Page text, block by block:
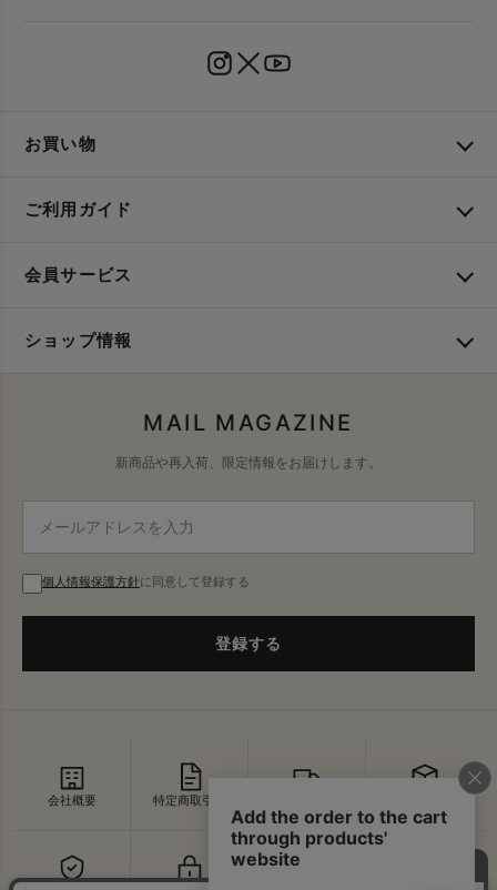
お買い物
ご利用ガイド
会員サービス
ショップ情報
MAIL MAGAZINE
新商品や再入荷、限定情報をお届けします。
個人情報保護方針に同意して登録する
登録する
会社概要 特定商取引法